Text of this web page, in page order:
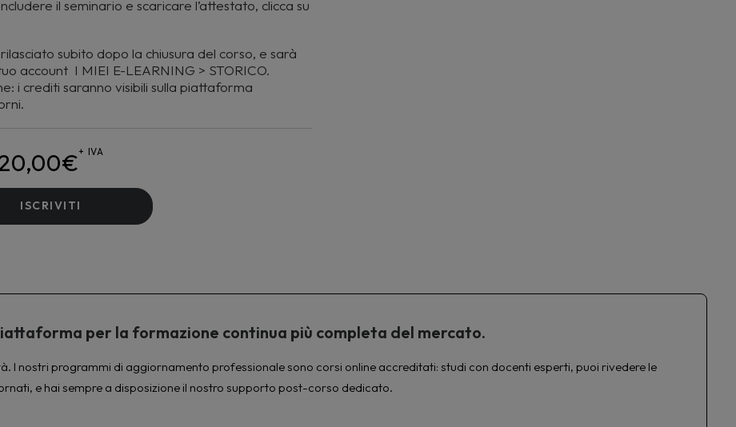
il seminario e scaricare l’attestato, clicca su
subito dopo la chiusura del corso, e sarà
account I MIEI E-LEARNING > STORICO.
i crediti saranno visibili sulla piattaforma
€+ IVA
ISCRIVITI
per la formazione continua più completa del mercato.
I nostri programmi di aggiornamento professionale sono corsi online accreditati: studi con docenti esperti, puoi rivedere le
e hai sempre a disposizione il nostro supporto post-corso dedicato.